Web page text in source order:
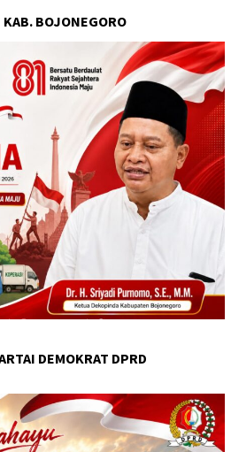
BOJONEGORO
DEMOKRAT DPRD